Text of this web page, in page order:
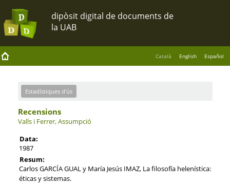
Català English Español
Estadístiques d'ús
Recensions
Valls i Ferrer, Assumpció
Data:
1987
Resum:
Carlos GARCÍA GUAL y María Jesús IMAZ, La filosofía helenística:
éticas y sistemas.